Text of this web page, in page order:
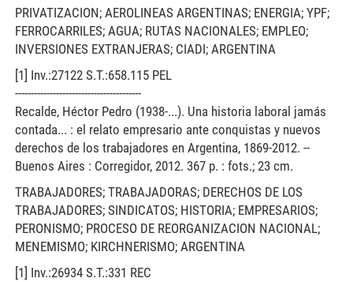
PRIVATIZACION; AEROLINEAS ARGENTINAS; ENERGIA; YPF;
FERROCARRILES; AGUA; RUTAS NACIONALES; EMPLEO;
INVERSIONES EXTRANJERAS; CIADI; ARGENTINA
[1] Inv.:27122 S.T.:658.115 PEL
----------------------------------------
Recalde, Héctor Pedro (1938-...). Una historia laboral jamás
contada... : el relato empresario ante conquistas y nuevos
derechos de los trabajadores en Argentina, 1869-2012. --
Buenos Aires : Corregidor, 2012. 367 p. : fots.; 23 cm.
TRABAJADORES; TRABAJADORAS; DERECHOS DE LOS
TRABAJADORES; SINDICATOS; HISTORIA; EMPRESARIOS;
PERONISMO; PROCESO DE REORGANIZACION NACIONAL;
MENEMISMO; KIRCHNERISMO; ARGENTINA
[1] Inv.:26934 S.T.:331 REC